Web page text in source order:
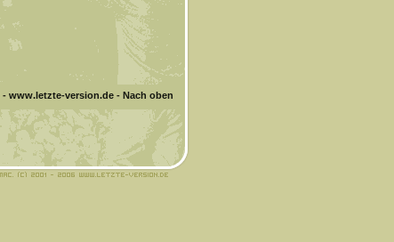
- www.letzte-version.de- Nach oben